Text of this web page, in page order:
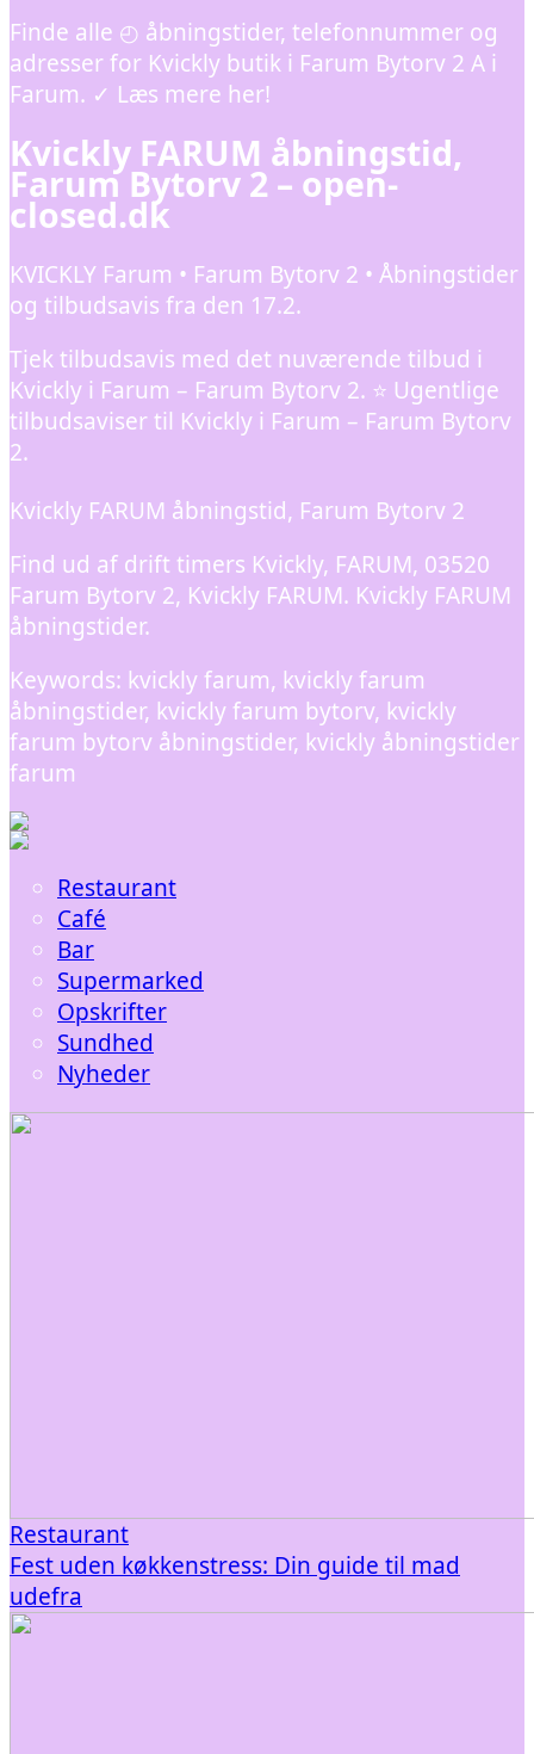
Finde alle ◴ åbningstider, telefonnummer og
adresser for Kvickly butik i Farum Bytorv 2 A i
Farum. ✓ Læs mere her!
Kvickly FARUM åbningstid,
Farum Bytorv 2 – open-
closed.dk
KVICKLY Farum • Farum Bytorv 2 • Åbningstider
og tilbudsavis fra den 17.2.
Tjek tilbudsavis med det nuværende tilbud i
Kvickly i Farum – Farum Bytorv 2. ⭐ Ugentlige
tilbudsaviser til Kvickly i Farum – Farum Bytorv
2.
Kvickly FARUM åbningstid, Farum Bytorv 2
Find ud af drift timers Kvickly, FARUM, 03520
Farum Bytorv 2, Kvickly FARUM. Kvickly FARUM
åbningstider.
Keywords: kvickly farum, kvickly farum
åbningstider, kvickly farum bytorv, kvickly
farum bytorv åbningstider, kvickly åbningstider
farum
Restaurant
Café
Bar
Supermarked
Opskrifter
Sundhed
Nyheder
Restaurant
Fest uden køkkenstress: Din guide til mad
udefra